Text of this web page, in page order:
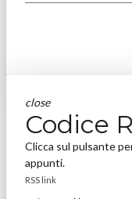
close
Codice
Clicca sul pulsante
appunti.
RSS link